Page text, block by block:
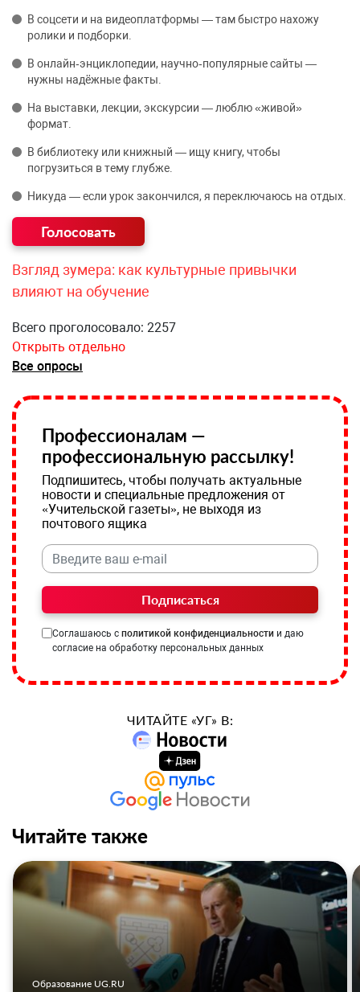
В соцсети и на видеоплатформы — там быстро нахожу
ролики и подборки.
В онлайн‑энциклопедии, научно‑популярные сайты —
нужны надёжные факты.
На выставки, лекции, экскурсии — люблю «живой»
формат.
В библиотеку или книжный — ищу книгу, чтобы
погрузиться в тему глубже.
Никуда — если урок закончился, я переключаюсь на отдых.
Взгляд зумера: как культурные привычки
влияют на обучение
Всего проголосовало: 2257
Открыть отдельно
Все опросы
Профессионалам —
профессиональную рассылку!
Подпишитесь, чтобы получать актуальные
новости и специальные предложения от
«Учительской газеты», не выходя из
почтового ящика
Подписаться
Соглашаюсь с политикой конфиденциальности и даю
согласие на обработку персональных данных
ЧИТАЙТЕ «УГ» В:
Читайте также
Образование UG.RU